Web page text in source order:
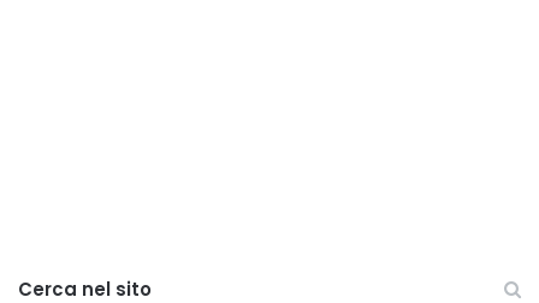
Cerca nel sito